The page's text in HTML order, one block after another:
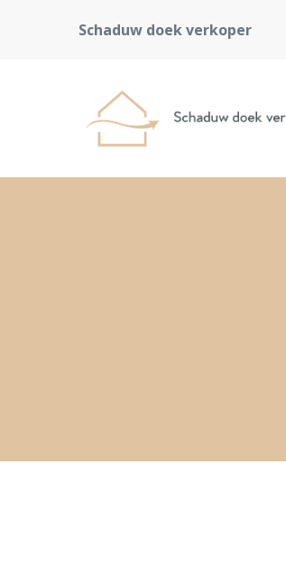
Schaduw doek verkoper